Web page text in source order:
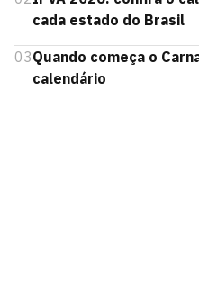
cada estado do Brasil
03Quando começa o
calendário